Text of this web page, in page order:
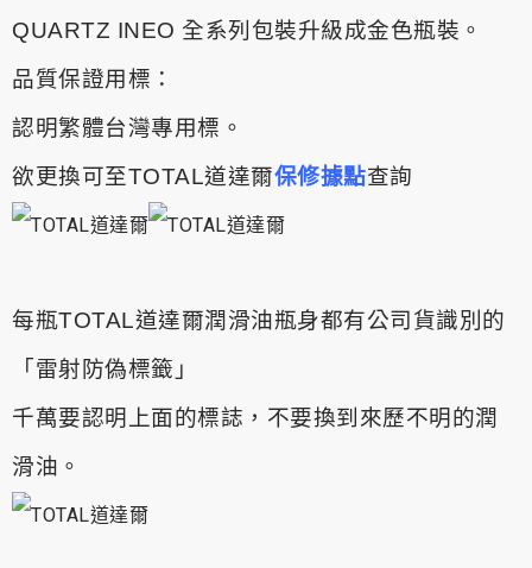
QUARTZ INEO 全系列包裝升級成金色瓶裝。
品質保證用標：
認明繁體台灣專用標。
欲更換可至TOTAL道達爾保修據點查詢
每瓶TOTAL道達爾潤滑油瓶身都有公司貨識別的
「雷射防偽標籤」
千萬要認明上面的標誌，不要換到來歷不明的潤
滑油。